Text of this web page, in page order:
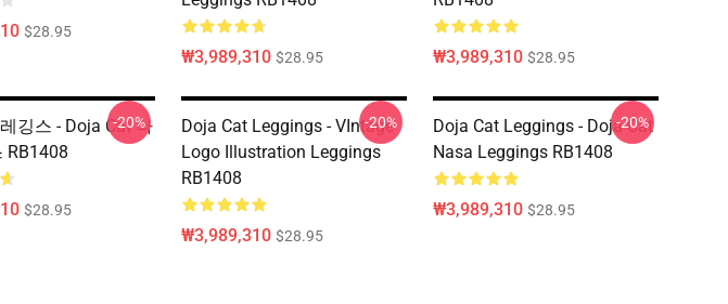
$28.95
₩3,989,310 $28.95 ₩3,989,310 $28.95
깅스 - Doja Cat 나
RB1408
$28.95
-20%
Doja Cat Leggings - VIntage
Logo Illustration Leggings
RB1408
₩3,989,310 $28.95
-20%
Doja Cat Leggings - Doja Cat
Nasa Leggings RB1408
₩3,989,310 $28.95
-20%